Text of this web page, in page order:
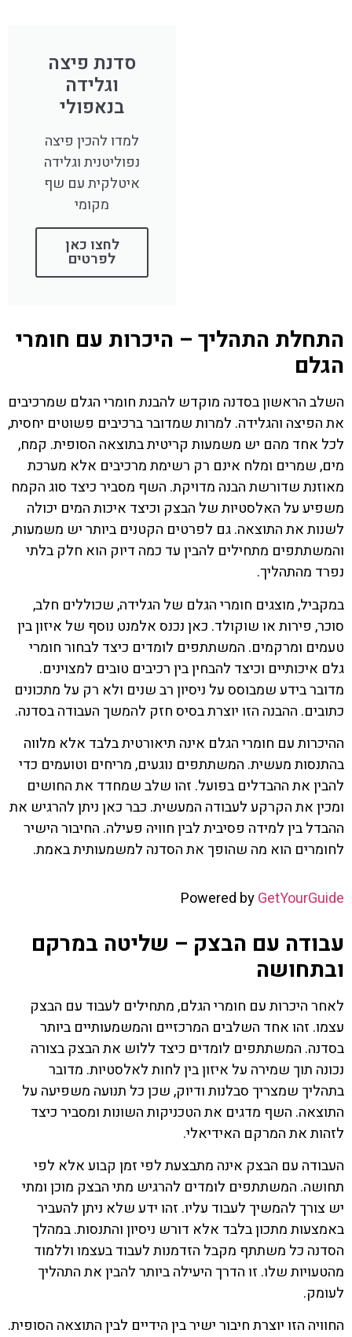
סדנת פיצה
וגלידה
בנאפולי
למדו להכין פיצה
נפוליטנית וגלידה
איטלקית עם שף
מקומי
לחצו כאן
לפרטים
התחלת התהליך – היכרות עם חומרי
הגלם
השלב הראשון בסדנה מוקדש להבנת חומרי הגלם שמרכיבים
את הפיצה והגלידה. למרות שמדובר ברכיבים פשוטים יחסית,
לכל אחד מהם יש משמעות קריטית בתוצאה הסופית. קמח,
מים, שמרים ומלח אינם רק רשימת מרכיבים אלא מערכת
מאוזנת שדורשת הבנה מדויקת. השף מסביר כיצד סוג הקמח
משפיע על האלסטיות של הבצק וכיצד איכות המים יכולה
לשנות את התוצאה. גם לפרטים הקטנים ביותר יש משמעות,
והמשתתפים מתחילים להבין עד כמה דיוק הוא חלק בלתי
נפרד מהתהליך.
במקביל, מוצגים חומרי הגלם של הגלידה, שכוללים חלב,
סוכר, פירות או שוקולד. כאן נכנס אלמנט נוסף של איזון בין
טעמים ומרקמים. המשתתפים לומדים כיצד לבחור חומרי
גלם איכותיים וכיצד להבחין בין רכיבים טובים למצוינים.
מדובר בידע שמבוסס על ניסיון רב שנים ולא רק על מתכונים
כתובים. ההבנה הזו יוצרת בסיס חזק להמשך העבודה בסדנה.
ההיכרות עם חומרי הגלם אינה תיאורטית בלבד אלא מלווה
בהתנסות מעשית. המשתתפים נוגעים, מריחים וטועמים כדי
להבין את ההבדלים בפועל. זהו שלב שמחדד את החושים
ומכין את הקרקע לעבודה המעשית. כבר כאן ניתן להרגיש את
ההבדל בין למידה פסיבית לבין חוויה פעילה. החיבור הישיר
לחומרים הוא מה שהופך את הסדנה למשמעותית באמת.
Powered byGetYourGuide
עבודה עם הבצק – שליטה במרקם
ובתחושה
לאחר היכרות עם חומרי הגלם, מתחילים לעבוד עם הבצק
עצמו. זהו אחד השלבים המרכזיים והמשמעותיים ביותר
בסדנה. המשתתפים לומדים כיצד ללוש את הבצק בצורה
נכונה תוך שמירה על איזון בין לחות לאלסטיות. מדובר
בתהליך שמצריך סבלנות ודיוק, שכן כל תנועה משפיעה על
התוצאה. השף מדגים את הטכניקות השונות ומסביר כיצד
לזהות את המרקם האידיאלי.
העבודה עם הבצק אינה מתבצעת לפי זמן קבוע אלא לפי
תחושה. המשתתפים לומדים להרגיש מתי הבצק מוכן ומתי
יש צורך להמשיך לעבוד עליו. זהו ידע שלא ניתן להעביר
באמצעות מתכון בלבד אלא דורש ניסיון והתנסות. במהלך
הסדנה כל משתתף מקבל הזדמנות לעבוד בעצמו וללמוד
מהטעויות שלו. זו הדרך היעילה ביותר להבין את התהליך
לעומק.
החוויה הזו יוצרת חיבור ישיר בין הידיים לבין התוצאה הסופית.